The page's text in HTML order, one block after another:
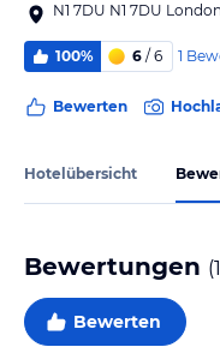
N1 7DU N1 7DU
100% 6 / 6 1
Bewerten
Hotelübersicht
Bewertungen (1
Bewerten